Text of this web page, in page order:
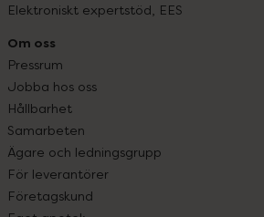
Elektroniskt expertstöd, EES
Om oss
Pressrum
Jobba hos oss
Hållbarhet
Samarbeten
Ägare och ledningsgrupp
För leverantörer
Företagskund